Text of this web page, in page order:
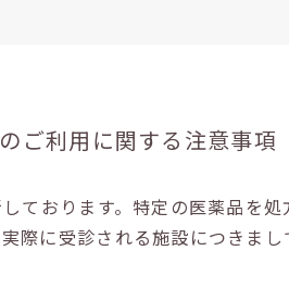
ご利用に関する注意事項
ております。特定の医薬品を
際に受診される施設につきま